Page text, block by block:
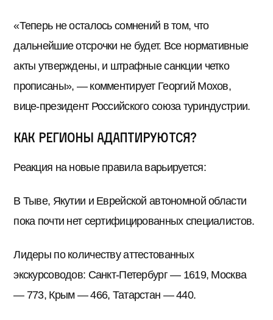
«Теперь не осталось сомнений в том, что
дальнейшие отсрочки не будет. Все нормативные
акты утверждены, и штрафные санкции четко
прописаны», — комментирует Георгий Мохов,
вице-президент Российского союза туриндустрии.
Как регионы адаптируются?
Реакция на новые правила варьируется:
В Тыве, Якутии и Еврейской автономной области
пока почти нет сертифицированных специалистов.
Лидеры по количеству аттестованных
экскурсоводов: Санкт-Петербург — 1619, Москва
— 773, Крым — 466, Татарстан — 440.